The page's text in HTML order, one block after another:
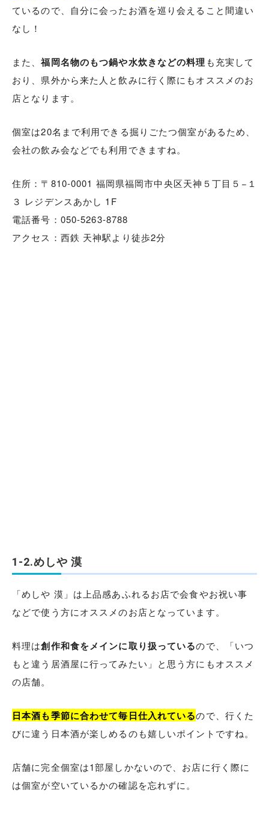
ているので、自分に会ったお酒を巡り会えること間違い
なし！
また、福岡名物のもつ鍋や水炊きなどの料理 も充実して
おり、県外から来た人と飲みに行く際にもオススメのお
店となります。
個室は20名まで利用できる掘りごたつ個室があるため、
会社の飲み会などでも利用できますね。
住所：〒810-0001 福岡県福岡市中央区天神５丁目５−１
３ レジデンスあかし 1F
電話番号：050-5263-8788
アクセス：西鉄 天神駅より徒歩2分
1-2.めしや 漠
「めしや 漠」は上品感あふれるお店で会食やお祝い事
などで使う方にオススメのお店となっています。
料理は創作和食をメインに取り扱っているので、「いつ
もと違う居酒屋に行ってみたい」と思う方にもオススメ
の店舗。
日本酒も季節に合わせて毎日仕入れているので、行くた
びに違う日本酒が楽しめるのも嬉しいポイントですね。
店舗に完全個室は1部屋しかないので、お店に行く際に
は個室が空いているかの確認を忘れずに。